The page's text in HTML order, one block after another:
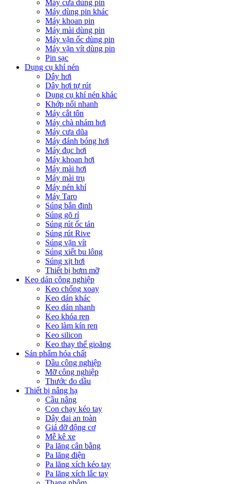
Máy cưa dùng pin
Máy dùng pin khác
Máy khoan pin
Máy mài dùng pin
Máy vặn ốc dùng pin
Máy vặn vít dùng pin
Pin sạc
Dụng cụ khí nén
Dây hơi
Dây hơi tự rút
Dụng cụ khí nén khác
Khớp nối nhanh
Máy cắt tôn
Máy chà nhám hơi
Máy cưa dũa
Máy đánh bóng hơi
Máy đục hơi
Máy khoan hơi
Máy mài hơi
Máy mài trụ
Máy nén khí
Máy Taro
Súng bắn đinh
Súng gõ rỉ
Súng rút ốc tán
Súng rút Rive
Súng vặn vít
Súng xiết bu lông
Súng xịt hơi
Thiết bị bơm mỡ
Keo dán công nghiệp
Keo chống xoay
Keo dán khác
Keo dán nhanh
Keo khóa ren
Keo làm kín ren
Keo silicon
Keo thay thế gioăng
Sản phẩm hóa chất
Dầu công nghiệp
Mỡ công nghiệp
Thước đo dầu
Thiết bị nâng hạ
Cầu nâng
Con chạy kéo tay
Dây đai an toàn
Giá đỡ động cơ
Mễ kê xe
Pa lăng cân bằng
Pa lăng điện
Pa lăng xích kéo tay
Pa lăng xích lắc tay